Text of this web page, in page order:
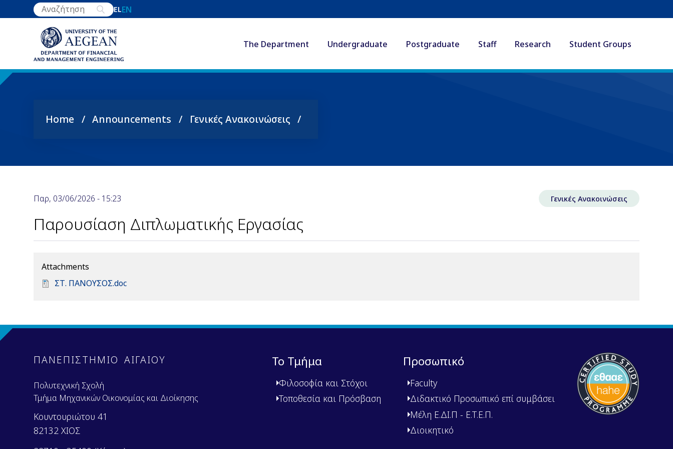
to
ELEN
The Department Undergraduate Postgraduate Staff Research Student Groups
Breadcrumb
Home Announcements Γενικές Ανακοινώσεις
Παρ, 03/06/2026 - 15:23 Γενικές Ανακοινώσεις
Παρουσίαση Διπλωματικής Εργασίας
Attachments
D
n
ΣΤ. ΠΑΝΟΥΣΟΣ.doc
ΠΑΝΕΠΙΣΤΗΜΙΟ ΑΙΓΑΙΟΥ
Πολυτεχνική Σχολή
Τμήμα Μηχανικών Οικονομίας και Διοίκησης
Κουντουριώτου 41
82132 ΧΙΟΣ
Το Τμήμα
Φιλοσοφία και Στόχοι
Τοποθεσία και Πρόσβαση
Προσωπικό
Faculty
Διδακτικό Προσωπικό επί συμβάσει
Μέλη Ε.ΔΙ.Π - Ε.Τ.Ε.Π.
Διοικητικό